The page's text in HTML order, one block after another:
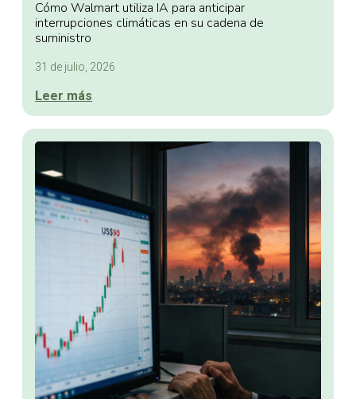
Cómo Walmart utiliza IA para anticipar
interrupciones climáticas en su cadena de
suministro
31 de julio, 2026
Leer más